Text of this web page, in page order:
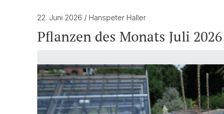
Team
22. Juni 2026 / Hanspeter Haller
Pflanzen des Monats Juli 2026